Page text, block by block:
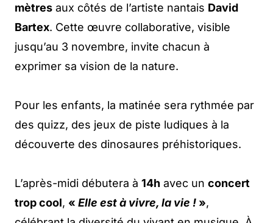
mètres aux côtés de l’artiste nantais David
Bartex. Cette œuvre collaborative, visible
jusqu’au 3 novembre, invite chacun à
exprimer sa vision de la nature.
Pour les enfants, la matinée sera rythmée par
des quizz, des jeux de piste ludiques à la
découverte des dinosaures préhistoriques.
L’après-midi débutera à 14h avec un concert
trop cool, « Elle est à vivre, la vie ! »,